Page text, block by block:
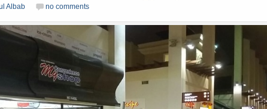
Albab no comments